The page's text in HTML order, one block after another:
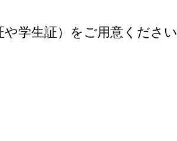
学生証）をご用意ください